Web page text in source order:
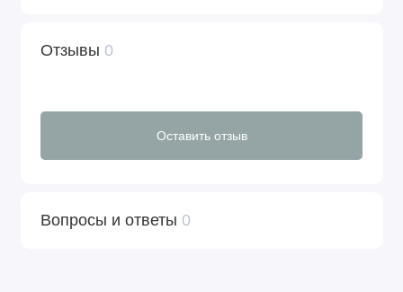
Отзывы 0
Оставить отзыв
Вопросы и ответы 0